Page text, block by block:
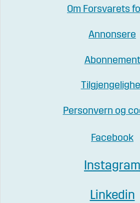
Om Forsvarets
Annonsere
Abonnement
Personvern og
Facebook
Instagram
Linkedin